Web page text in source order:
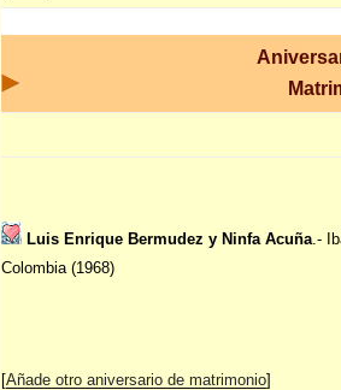
Luis Enrique Bermudez y Ninfa Acuña .-
Colombia (1968)
[Añade otro aniversario de matrimonio]